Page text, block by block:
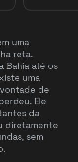
uma
reta.
Bahia até os
uma
de
Ele
da
diretamente
sem